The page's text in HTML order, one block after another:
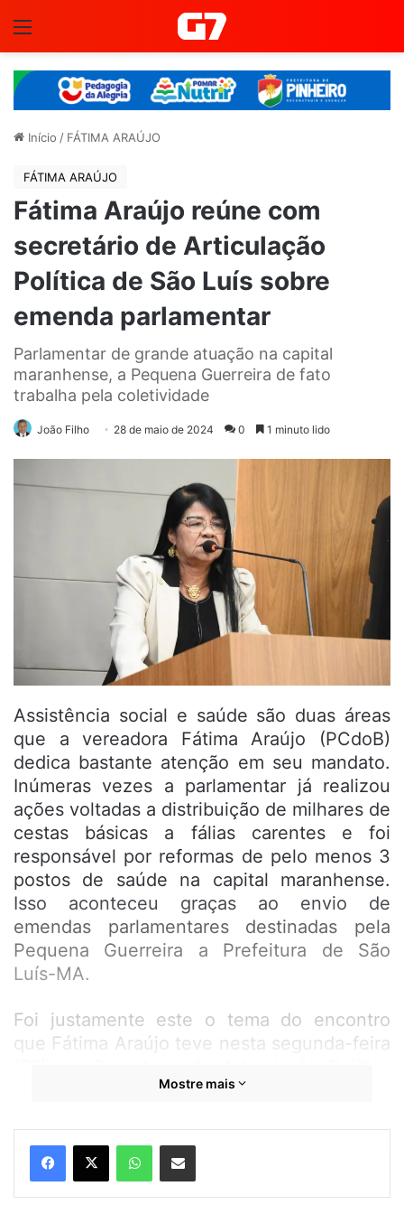
Início / FÁTIMA ARAÚJO
FÁTIMA ARAÚJO
Fátima Araújo reúne com
secretário de Articulação
Política de São Luís sobre
emenda parlamentar
Parlamentar de grande atuação na capital
maranhense, a Pequena Guerreira de fato
trabalha pela coletividade
João Filho 28 de maio de 2024 0 1 minuto lido
Assistência social e saúde são duas áreas
que a vereadora Fátima Araújo (PCdoB)
dedica bastante atenção em seu mandato.
Inúmeras vezes a parlamentar já realizou
ações voltadas a distribuição de milhares de
cestas básicas a fálias carentes e foi
responsável por reformas de pelo menos 3
postos de saúde na capital maranhense.
Isso aconteceu graças ao envio de
emendas parlamentares destinadas pela
Pequena Guerreira a Prefeitura de São
Luís-MA.
Foi justamente este o tema do encontro
que Fátima Araújo teve nesta segunda-feira
de São Luís. A Pequena Guerreira se reuniu
encontro, Fátima reforçou a importância
dos envios de emendas para compra de um
imóvel para implantação do Posto de Saúde
Mostre mais